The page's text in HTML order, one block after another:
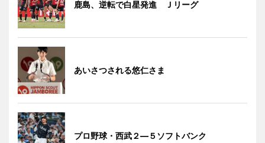
鹿島、逆転で白星発進 Ｊリーグ
あいさつされる悠仁さま
プロ野球・西武２―５ソフトバンク